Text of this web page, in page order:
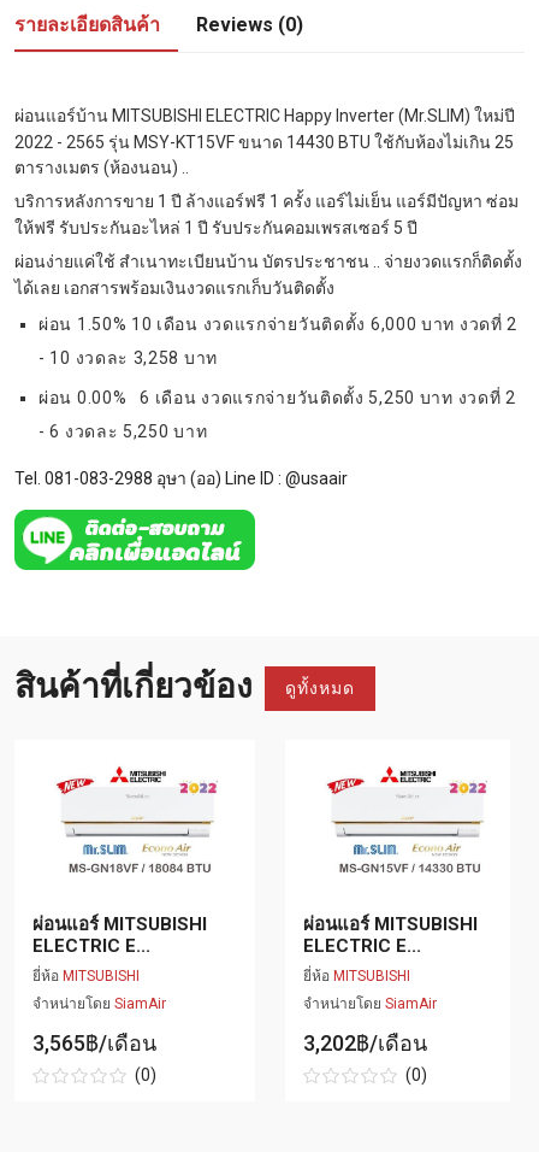
รายละเอียดสินค้า Reviews (0)
ผ่อนแอร์บ้าน MITSUBISHI ELECTRIC Happy Inverter (Mr.SLIM) ใหม่ปี
2022 - 2565 รุ่น MSY-KT15VF ขนาด 14430 BTU ใช้กับห้องไม่เกิน 25
ตารางเมตร (ห้องนอน) ..
บริการหลังการขาย 1 ปี ล้างแอร์ฟรี 1 ครั้ง แอร์ไม่เย็น แอร์มีปัญหา ซ่อม
ให้ฟรี รับประกันอะไหล่ 1 ปี รับประกันคอมเพรสเซอร์ 5 ปี
ผ่อนง่ายแค่ใช้ สำเนาทะเบียนบ้าน บัตรประชาชน .. จ่ายงวดแรกก็ติดตั้ง
ได้เลย เอกสารพร้อมเงินงวดแรกเก็บวันติดตั้ง
ผ่อน 1.50% 10 เดือน งวดแรกจ่ายวันติดตั้ง 6,000 บาท งวดที่ 2
- 10 งวดละ 3,258 บาท
ผ่อน 0.00% 6 เดือน งวดแรกจ่ายวันติดตั้ง 5,250 บาท งวดที่ 2
- 6 งวดละ 5,250 บาท
Tel. 081-083-2988 อุษา (ออ) Line ID : @usaair
สินค้าที่เกี่ยวข้อง ดูทั้งหมด
ผ่อนแอร์ MITSUBISHI
ELECTRIC E...
ยี่ห้อ MITSUBISHI
จำหน่ายโดย SiamAir
3,565฿/เดือน
(0)
ผ่อนแอร์ MITSUBISHI
ELECTRIC E...
ยี่ห้อ MITSUBISHI
จำหน่ายโดย SiamAir
3,202฿/เดือน
(0)